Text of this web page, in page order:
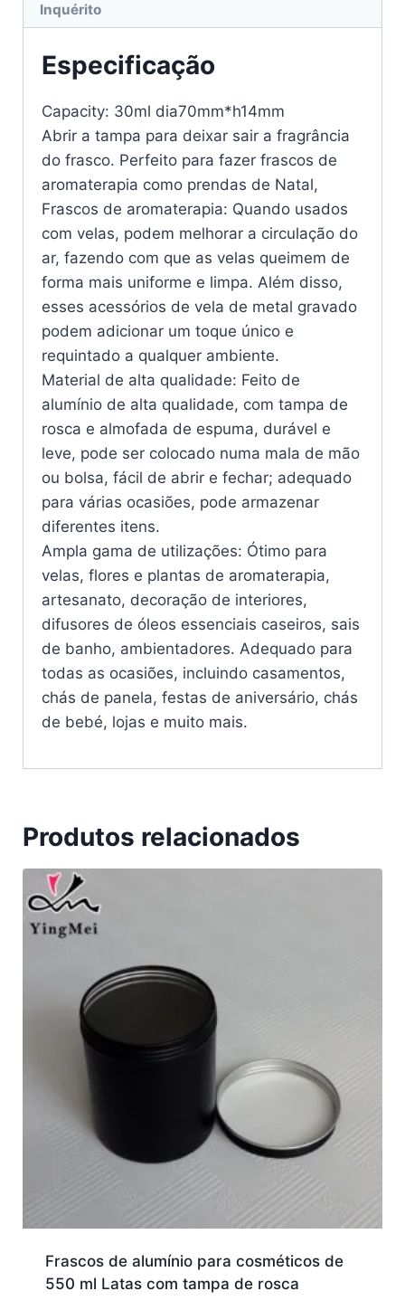
Inquérito
Especificação
Capacity: 30ml dia70mm*h14mm
Abrir a tampa para deixar sair a fragrância
do frasco. Perfeito para fazer frascos de
aromaterapia como prendas de Natal,
Frascos de aromaterapia: Quando usados
com velas, podem melhorar a circulação do
ar, fazendo com que as velas queimem de
forma mais uniforme e limpa. Além disso,
esses acessórios de vela de metal gravado
podem adicionar um toque único e
requintado a qualquer ambiente.
Material de alta qualidade: Feito de
alumínio de alta qualidade, com tampa de
rosca e almofada de espuma, durável e
leve, pode ser colocado numa mala de mão
ou bolsa, fácil de abrir e fechar; adequado
para várias ocasiões, pode armazenar
diferentes itens.
Ampla gama de utilizações: Ótimo para
velas, flores e plantas de aromaterapia,
artesanato, decoração de interiores,
difusores de óleos essenciais caseiros, sais
de banho, ambientadores. Adequado para
todas as ocasiões, incluindo casamentos,
chás de panela, festas de aniversário, chás
de bebé, lojas e muito mais.
Produtos relacionados
Frascos de alumínio para cosméticos de
550 ml Latas com tampa de rosca